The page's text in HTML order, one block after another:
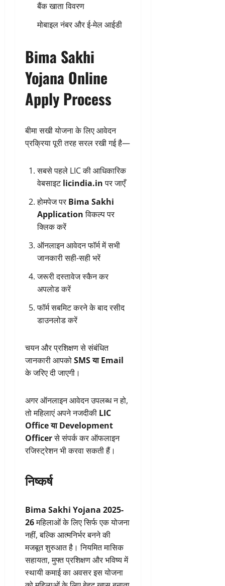
बैंक खाता विवरण
मोबाइल नंबर और ई-मेल आईडी
Bima Sakhi
Yojana Online
Apply Process
बीमा सखी योजना के लिए आवेदन
प्रक्रिया पूरी तरह सरल रखी गई है—
सबसे पहले LIC की आधिकारिक
वेबसाइटlicindia.inपर जाएँ
होमपेज पर Bima Sakhi
Applicationविकल्प पर
क्लिक करें
ऑनलाइन आवेदन फॉर्म में सभी
जानकारी सही-सही भरें
जरूरी दस्तावेज स्कैन कर
अपलोड करें
फॉर्म सबमिट करने के बाद रसीद
डाउनलोड करें
चयन और प्रशिक्षण से संबंधित
जानकारी आपकोSMS या Email
के जरिए दी जाएगी।
अगर ऑनलाइन आवेदन उपलब्ध न हो,
तो महिलाएं अपने नजदीकी LIC
Office या Development
Officerसे संपर्क कर ऑफलाइन
रजिस्ट्रेशन भी करवा सकती हैं।
निष्कर्ष
Bima Sakhi Yojana 2025-
26महिलाओं के लिए सिर्फ एक योजना
नहीं, बल्कि आत्मनिर्भर बनने की
मजबूत शुरुआत है। नियमित मासिक
सहायता, मुफ्त प्रशिक्षण और भविष्य में
स्थायी कमाई का अवसर इस योजना